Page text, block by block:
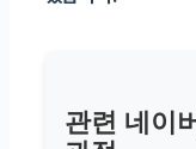
관련 네이